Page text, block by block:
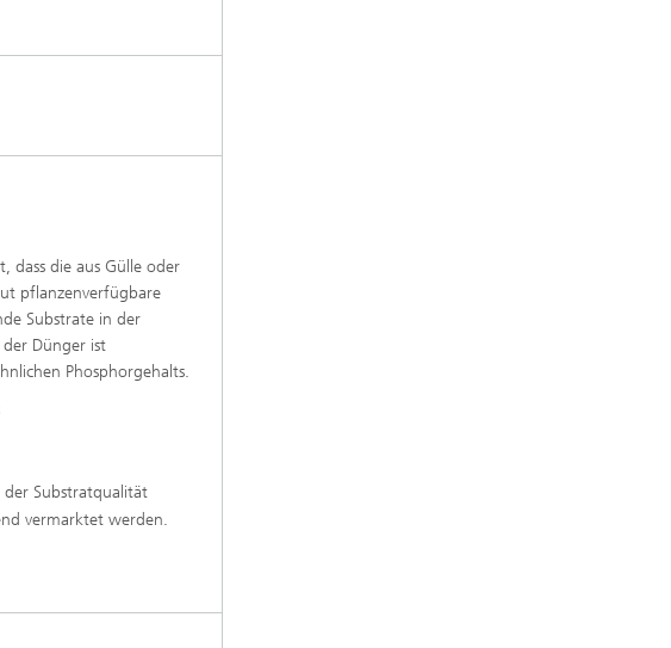
dass die aus Gülle oder
pflanzenverfügbare
Substrate in der
Dünger ist
Phosphorgehalts.
Substratqualität
vermarktet werden.